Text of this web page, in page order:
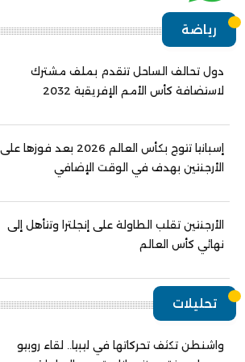
رياضة
دول تحالف الساحل تتقدم بملف مشترك
لاستضافة كأس الأمم الإفريقية 2032
إسبانيا تتوج بكأس العالم 2026 بعد فوزها على
الأرجنتين بهدف في الوقت الإضافي
الأرجنتين تقلب الطاولة على إنجلترا وتتأهل إلى
نهائي كأس العالم
تحليلات
واشنطن تكثف تحركاتها في ليبيا.. لقاء روبيو